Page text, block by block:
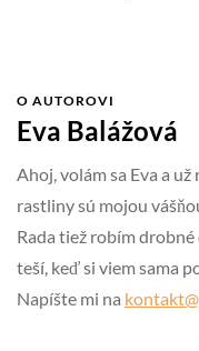
O AUTOROVI
Eva Balážová
Ahoj, volám sa Eva a
rastliny sú mojou
Rada tiež robím
teší, keď si viem sama
Napíšte mi na